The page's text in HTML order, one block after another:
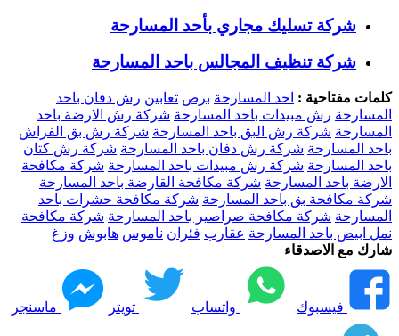
شركة تسليك مجاري بأحد المسارحة
شركة تنظيف المجالس باحد المسارحة
كلمات مفتاحية : احد المسارحة برص ثعابين رش دفان باحد
المسارحة رش مبيدات باحد المسارحة شركة رش الارضة باحد
المسارحة شركة رش البق باحد المسارحة شركة رش بق الفراش
باحد المسارحة شركة رش دفان باحد المسارحة شركة رش كتان
باحد المسارحة شركة رش مبيدات باحد المسارحة شركة مكافحة
الارضة باحد المسارحة شركة مكافحة القارضة باحد المسارحة
شركة مكافحة بق باحد المسارحة شركة مكافحة حشرات باحد
المسارحة شركة مكافحة صراصير باحد المسارحة شركة مكافحة
نمل ابيض باحد المسارحة عقارب فئران ناموس هابوش وزغ
شارك مع الاصدقاء
فيسبوك واتساب تويتر ماسنجر